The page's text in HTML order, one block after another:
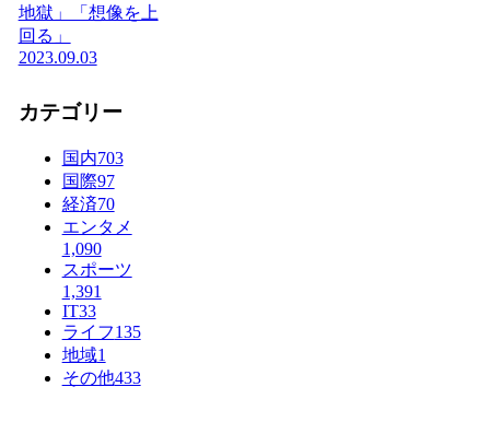
地獄」「想像を上
回る」
2023.09.03
カテゴリー
国内703
国際97
経済70
エンタメ
1,090
スポーツ
1,391
IT33
ライフ135
地域1
その他433